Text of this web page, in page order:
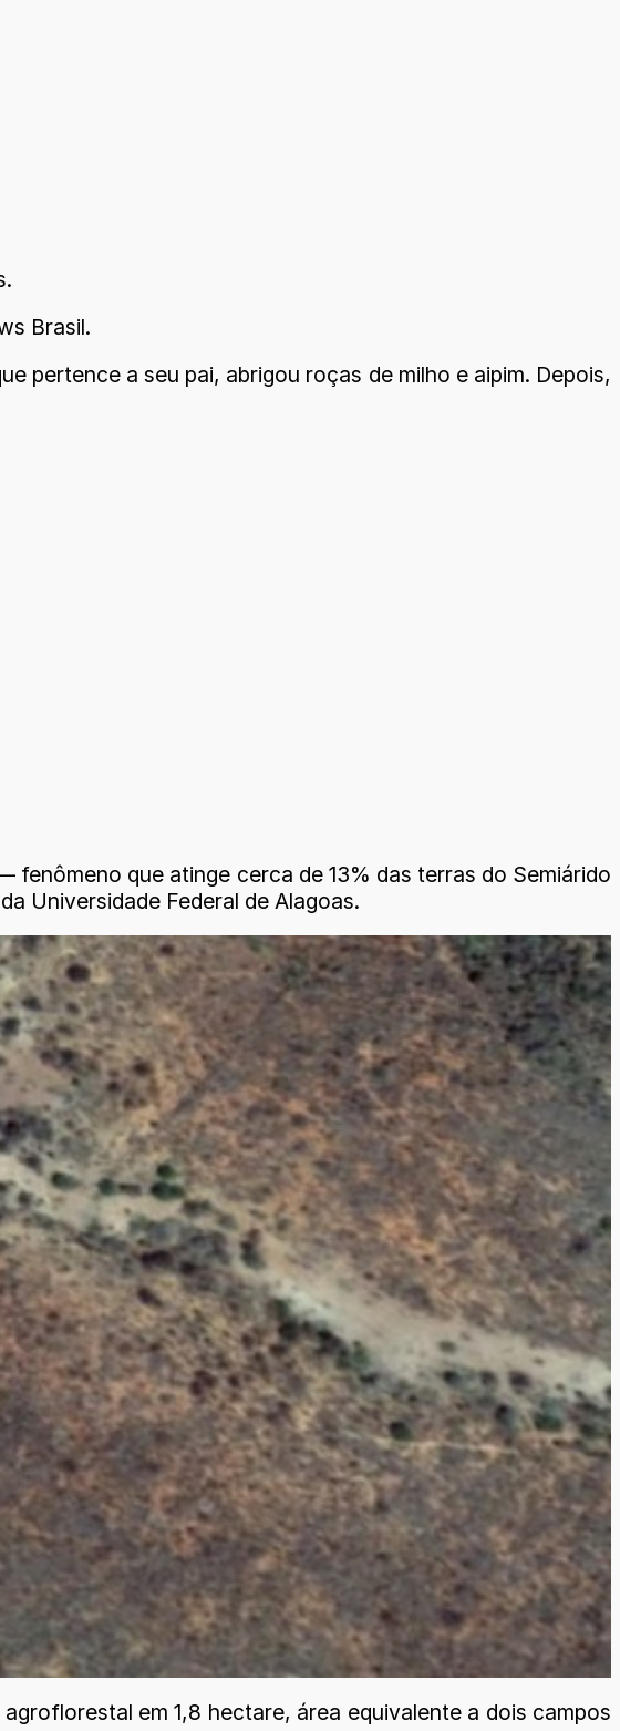
Brasil.
pertence a seu pai, abrigou roças de milho e aipim. Depois,
que atinge cerca de 13% das terras do Semiárido
Universidade Federal de Alagoas.
em 1,8 hectare, área equivalente a dois campos